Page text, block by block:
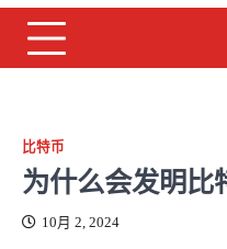
比特币
为什么会发明比
10月 2, 2024